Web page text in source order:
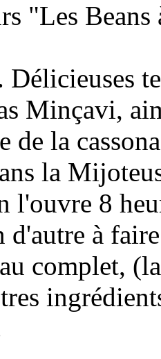
"Les
Délicieuses
Minçavi,
de la
la
l'ouvre 8
d'autre à
complet,